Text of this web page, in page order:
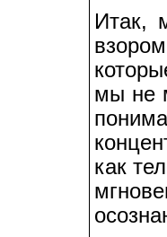
Итак,
мы не
как